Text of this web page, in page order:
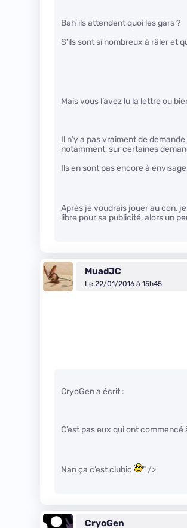
Bah ils attendent quoi les gars ?
S’ils sont si nombreux à râler et
Mais vous l’avez lu la lettre ou
Il n’y a pas vraiment de
notamment, sur certaines
Ils en sont pas encore à
Après je voudrais jouer au con,
libre pour sa publicité, alors un
MuadJC
Le 22/01/2016 à 15h45
CryoGen a écrit :
C’est pas eux qui ont
Nan ça c’est clubic " />
CryoGen